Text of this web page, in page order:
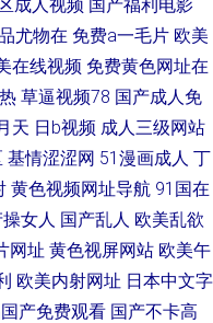
剧情 婷婷一级视频 97超碰狠狠
成人视频 国产福利电影
尤物在 免费a一毛片 欧美
在线视频 免费黄色网址在
草逼视频78 国产成人免
天 日b视频 成人三级网站
基情涩涩网 51漫画成人 丁
黄色视频网址导航 91国在
女人 国产乱人 欧美乱欲
网址 黄色视屏网站 欧美午
欧美内射网址 日本中文字
产免费观看 国产不卡高